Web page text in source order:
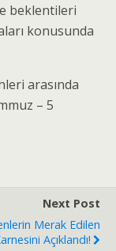
beklentileri
konusunda
arasında
– 5
Next Post
Merak Edilen
Açıklandı!